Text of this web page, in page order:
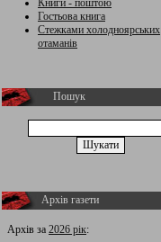
Книги - поштою
Гостьова книга
Стежками холодноярських
отаманів
Пошук
Архів газети
Архів за 2026 рік: